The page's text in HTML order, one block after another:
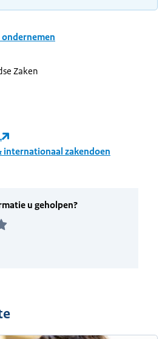
Zaken
internationaal zakendoen